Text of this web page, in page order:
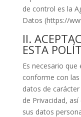
de control es la
Datos (https://
II.
ESTA
Es necesario
conforme con
datos de
de Privacidad,
sus datos